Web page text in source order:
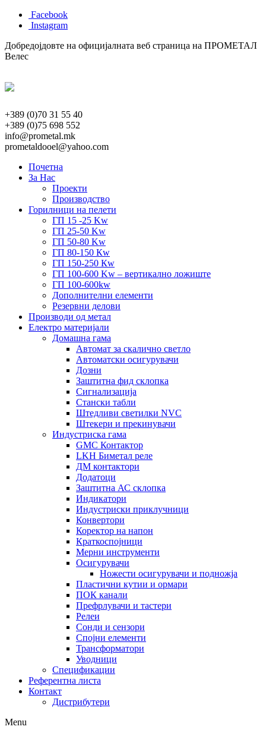
Facebook
Instagram
Добредојдовте на официјалната веб страница на ПРОМЕТАЛ
Велес
+389 (0)70 31 55 40
+389 (0)75 698 552
info@prometal.mk
prometaldooel@yahoo.com
Почетна
За Нас
Проекти
Производство
Горилници на пелети
ГП 15 -25 Kw
ГП 25-50 Kw
ГП 50-80 Kw
ГП 80-150 Кw
ГП 150-250 Кw
ГП 100-600 Kw – вертикално ложиште
ГП 100-600kw
Дополнителни елементи
Резервни делови
Производи од метал
Електро материјали
Домашна гама
Автомат за скалично светло
Автоматски осигурувачи
Дозни
Заштитна фид склопка
Сигнализација
Стански табли
Штедливи светилки NVC
Штекери и прекинувачи
Индустриска гама
GMC Контактор
LKH Биметал реле
ДМ контактори
Додатоци
Заштитна АС склопка
Индикатори
Индустриски приклучници
Конвертори
Коректор на напон
Краткоспојници
Мерни инструменти
Осигурувачи
Ножести осигурувачи и подножја
Пластични кутии и ормари
ПОК канали
Префрлувачи и тастери
Релеи
Сонди и сензори
Спојни елементи
Трансформатори
Уводници
Спецификации
Референтна листа
Контакт
Дистрибутери
Menu